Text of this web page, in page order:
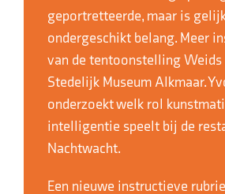
geportretteerde, maar is
ondergeschikt belang. Meer
van de tentoonstelling Weids
Stedelijk Museum Alkmaar.
onderzoekt welk rol
intelligentie speelt bij de
Nachtwacht.
Een nieuwe instructieve